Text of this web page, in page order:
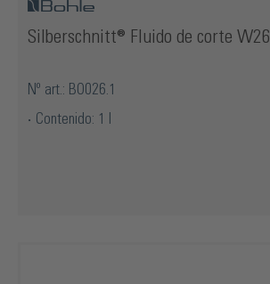
Silberschnitt® Fluido de corte W26
Nº art.: BO026.1
Contenido: 1 l